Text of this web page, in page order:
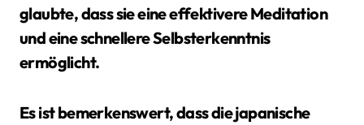
glaubte, dass sie eine effektivere Meditation
und eine schnellere Selbsterkenntnis
ermöglicht.
Es ist bemerkenswert, dass die japanische